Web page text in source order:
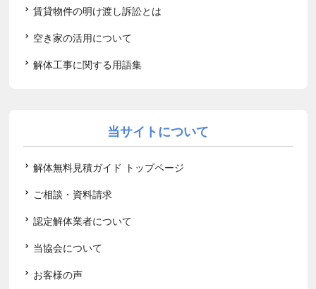
賃貸物件の明け渡し訴訟とは
空き家の活用について
解体工事に関する用語集
当サイトについて
解体無料見積ガイド トップページ
ご相談・資料請求
認定解体業者について
当協会について
お客様の声